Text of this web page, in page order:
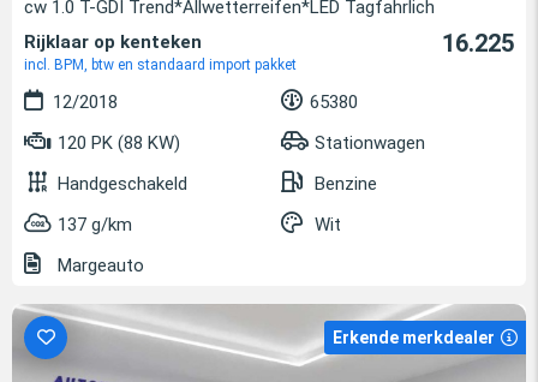
cw 1.0 T-GDI Trend*Allwetterreifen*LED Tagfahrlich
Rijklaar op kenteken
incl. BPM, btw en standaard import pakket
16.225
12/2018
65380
120 PK (88 KW)
Stationwagen
Handgeschakeld
Benzine
137 g/km
Wit
Margeauto
Erkende merkdealer